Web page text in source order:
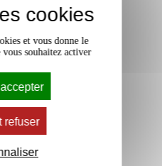
cookies
et vous donne le
souhaitez activer
refuser